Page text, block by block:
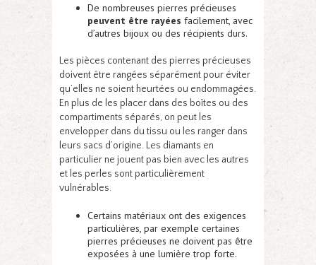
De nombreuses pierres précieuses
peuvent être rayées facilement, avec
d’autres bijoux ou des récipients durs.
Les pièces contenant des pierres précieuses
doivent être rangées séparément pour éviter
qu’elles ne soient heurtées ou endommagées.
En plus de les placer dans des boîtes ou des
compartiments séparés, on peut les
envelopper dans du tissu ou les ranger dans
leurs sacs d’origine. Les diamants en
particulier ne jouent pas bien avec les autres
et les perles sont particulièrement
vulnérables.
Certains matériaux ont des exigences
particulières, par exemple certaines
pierres précieuses ne doivent pas être
exposées à une lumière trop forte.